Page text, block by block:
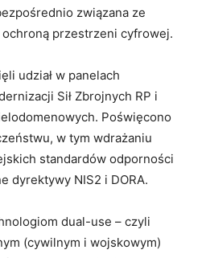
związana ze
przestrzeni cyfrowej.
udział w panelach
Sił Zbrojnych RP i
Poświęcono
w tym wdrażaniu
standardów odporności
dyrektywy NIS2 i DORA.
dual-use – czyli
(cywilnym i wojskowym)